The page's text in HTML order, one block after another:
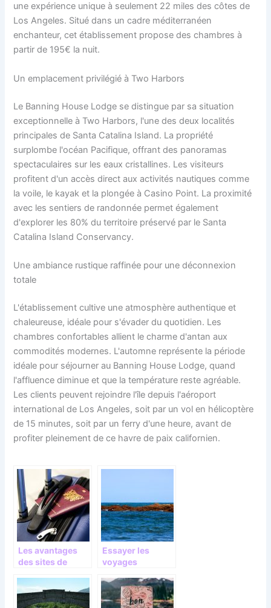
une expérience unique à seulement 22 miles des côtes de
Los Angeles. Situé dans un cadre méditerranéen
enchanteur, cet établissement propose des chambres à
partir de 195€ la nuit.
Un emplacement privilégié à Two Harbors
Le Banning House Lodge se distingue par sa situation
exceptionnelle à Two Harbors, l'une des deux localités
principales de Santa Catalina Island. La propriété
surplombe l'océan Pacifique, offrant des panoramas
spectaculaires sur les eaux cristallines. Les visiteurs
profitent d'un accès direct aux activités nautiques comme
la voile, le kayak et la plongée à Casino Point. La proximité
avec les sentiers de randonnée permet également
d'explorer les 80% du territoire préservé par le Santa
Catalina Island Conservancy.
Une ambiance rustique raffinée pour une déconnexion
totale
L'établissement cultive une atmosphère authentique et
chaleureuse, idéale pour s'évader du quotidien. Les
chambres confortables allient le charme d'antan aux
commodités modernes. L'automne représente la période
idéale pour séjourner au Banning House Lodge, quand
l'affluence diminue et que la température reste agréable.
Les clients peuvent rejoindre l'île depuis l'aéroport
international de Los Angeles, soit par un vol en hélicoptère
de 15 minutes, soit par un ferry d'une heure, avant de
profiter pleinement de ce havre de paix californien.
Les avantages
des sites de
Essayer les
voyages